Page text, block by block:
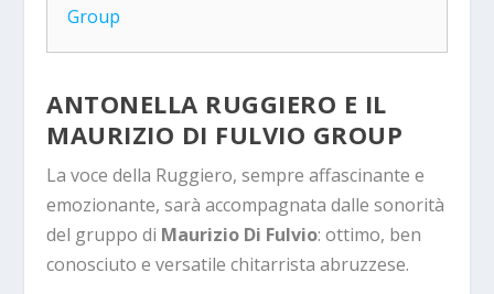
Group
ANTONELLA RUGGIERO E IL
MAURIZIO DI FULVIO GROUP
La voce della Ruggiero, sempre affascinante e
emozionante, sarà accompagnata dalle sonorità
del gruppo di Maurizio Di Fulvio: ottimo, ben
conosciuto e versatile chitarrista abruzzese.